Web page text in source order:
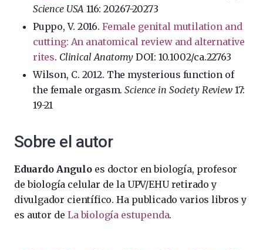
Science USA 116: 20267-20273
Puppo, V. 2016.Female genital mutilation and
cutting: An anatomical review and alternative
rites. Clinical Anatomy DOI: 10.1002/ca.22763
Wilson, C. 2012. The mysterious function of
the female orgasm.Science in Society Review17:
19-21
Sobre el autor
Eduardo Anguloes doctor en biología, profesor
de biología celular de la UPV/EHU retirado y
divulgador científico. Ha publicado varios libros y
es autor de La biología estupenda.